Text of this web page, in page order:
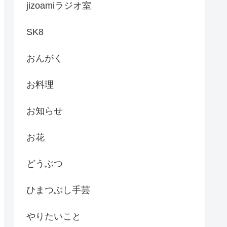
jizoamiラジオ室
SK8
おんがく
お料理
お知らせ
お花
どうぶつ
ひまつぶし手芸
やりたいこと